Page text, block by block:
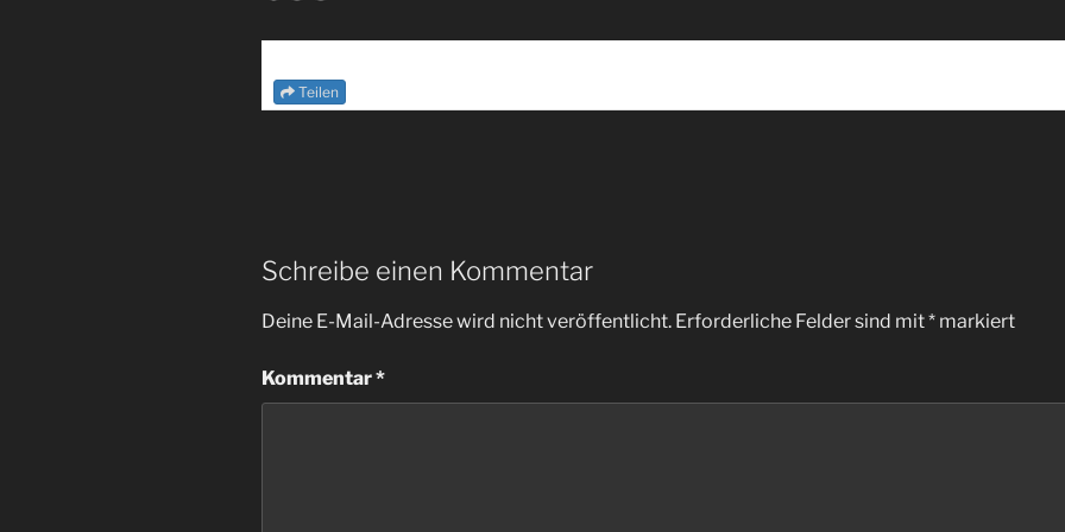
Teilen
Schreibe einen Kommentar
Deine E-Mail-Adresse wird nicht veröffentlicht. Erforderliche Felder sind mit* markiert
Kommentar*